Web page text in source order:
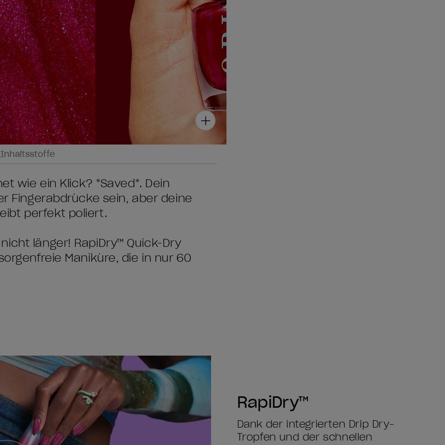
Inhaltsstoffe
wie ein Klick? *Saved*. Dein
Fingerabdrücke sein, aber deine
perfekt poliert.
länger! RapiDry™ Quick-Dry
Maniküre, die in nur 60
RapiDry™
Dank der integrierten Drip Dry-
Tropfen und der schnellen